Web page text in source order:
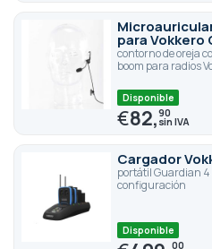
para Vokkero
contorno de oreja
boom para radios
Disponible
€82,90
Cargador
portátil Guardian
configuración
Disponible
00